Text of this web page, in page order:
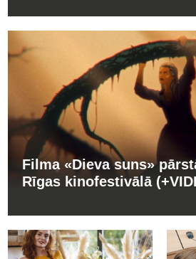
Filma «Dieva suns»
Rīgas kinofestivālā